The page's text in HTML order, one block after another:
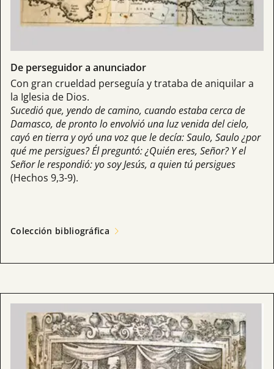
De perseguidor a anunciador
Con gran crueldad perseguía y trataba de aniquilar a
la Iglesia de Dios.
Sucedió que, yendo de camino, cuando estaba cerca de
Damasco, de pronto lo envolvió una luz venida del cielo,
cayó en tierra y oyó una voz que le decía: Saulo, Saulo ¿por
qué me persigues? Él preguntó: ¿Quién eres, Señor? Y el
Señor le respondió: yo soy Jesús, a quien tú persigues
(Hechos 9,3-9).
Colección bibliográfica